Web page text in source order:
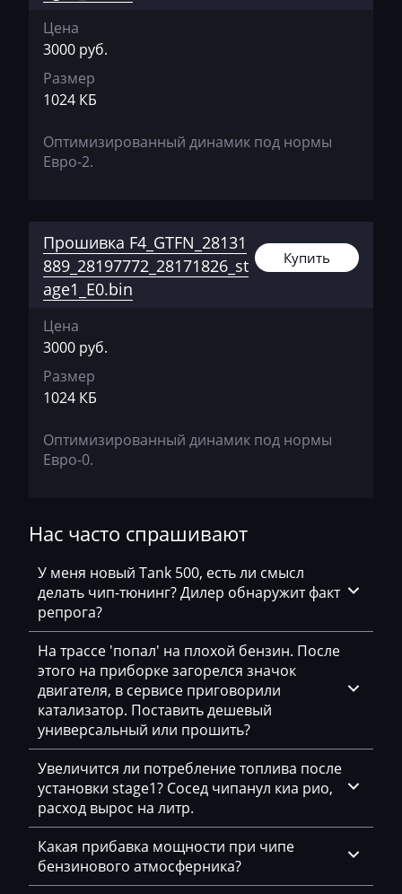
Brilliance
Buhler
BYD
Camc
CFMoto
Challenger
Changan
Chery
Chevrolet
Chrysler
Claas
CMI
Comacchio
Cupra
Dacia
Daewoo
DAF
Daihatsu
Dammann
Derways
Deutz
Цена
3000 руб.
Размер
1024 КБ
Оптимизированный динамик под нормы
Евро-2.
Прошивка F4_GTFN_28131
889_28197772_28171826_st
age1_E0.bin
Купить
Цена
3000 руб.
Размер
1024 КБ
Оптимизированный динамик под нормы
Евро-0.
Нас часто спрашивают
У меня новый Tank 500, есть ли смысл
делать чип-тюнинг? Дилер обнаружит факт
репрога?
На трассе 'попал' на плохой бензин. После
этого на приборке загорелся значок
двигателя, в сервисе приговорили
катализатор. Поставить дешевый
универсальный или прошить?
Увеличится ли потребление топлива после
установки stage1? Сосед чипанул киа рио,
расход вырос на литр.
Какая прибавка мощности при чипе
бензинового атмосферника?